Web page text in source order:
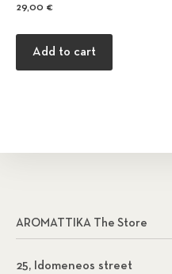
29,00 €
Add to cart
AROMATTIKA The Store
25, Idomeneos street